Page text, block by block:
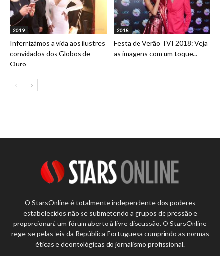
2019
Infernizámos a vida aos ilustres
convidados dos Globos de
Ouro
2018
Festa de Verão TVI 2018: Veja
as imagens com um toque...
O StarsOnline é totalmente independente dos poderes
estabelecidos não se submetendo a grupos de pressão e
proporcionará um fórum aberto à livre discussão. O StarsOnline
rege-se pelas leis da República Portuguesa cumprindo as normas
éticas e deontológicas do jornalismo profissional.